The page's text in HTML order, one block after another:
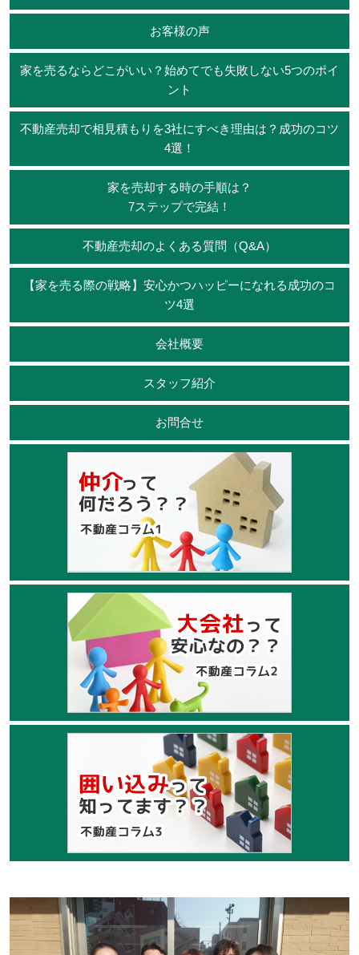
お客様の声
家を売るならどこがいい？始めてでも失敗しない5つのポイ
ント
不動産売却で相見積もりを3社にすべき理由は？成功のコツ
4選！
家を売却する時の手順は？
7ステップで完結！
不動産売却のよくある質問（Q&A）
【家を売る際の戦略】安心かつハッピーになれる成功のコ
ツ4選
会社概要
スタッフ紹介
お問合せ